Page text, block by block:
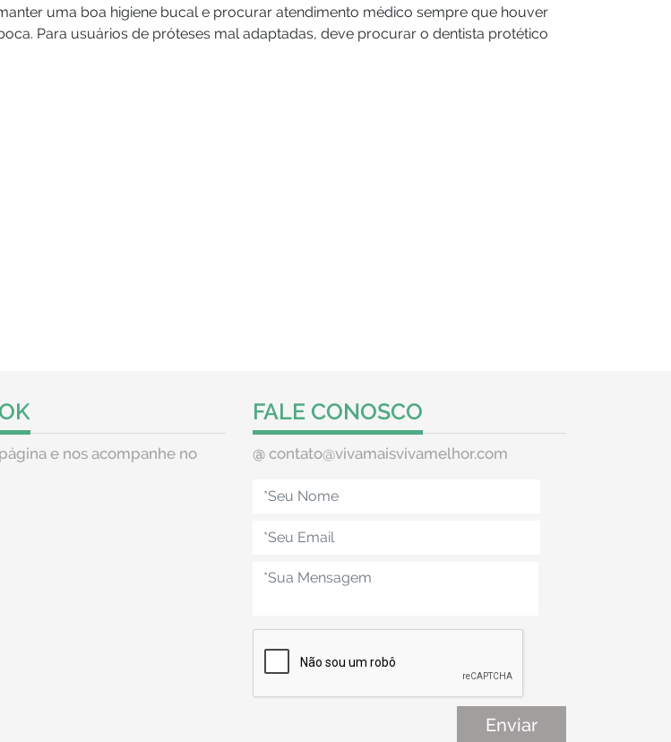
uma boa higiene bucal e procurar atendimento médico sempre que houver
Para usuários de próteses mal adaptadas, deve procurar o dentista protético
e nos acompanhe no
FALE CONOSCO
@ contato@vivamaisvivamelhor.com